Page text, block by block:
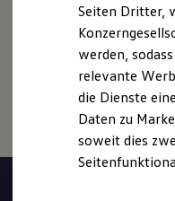
ID.
Digitale
Hybridautos
Marke und Erlebnis
Volkswagen R
R-Modelle
Driving
Volkswagen
Gebrauchtwagen
Service
Online-
Seiten Dritter,
werden,
relevante
die Dienste
Daten zu
soweit dies